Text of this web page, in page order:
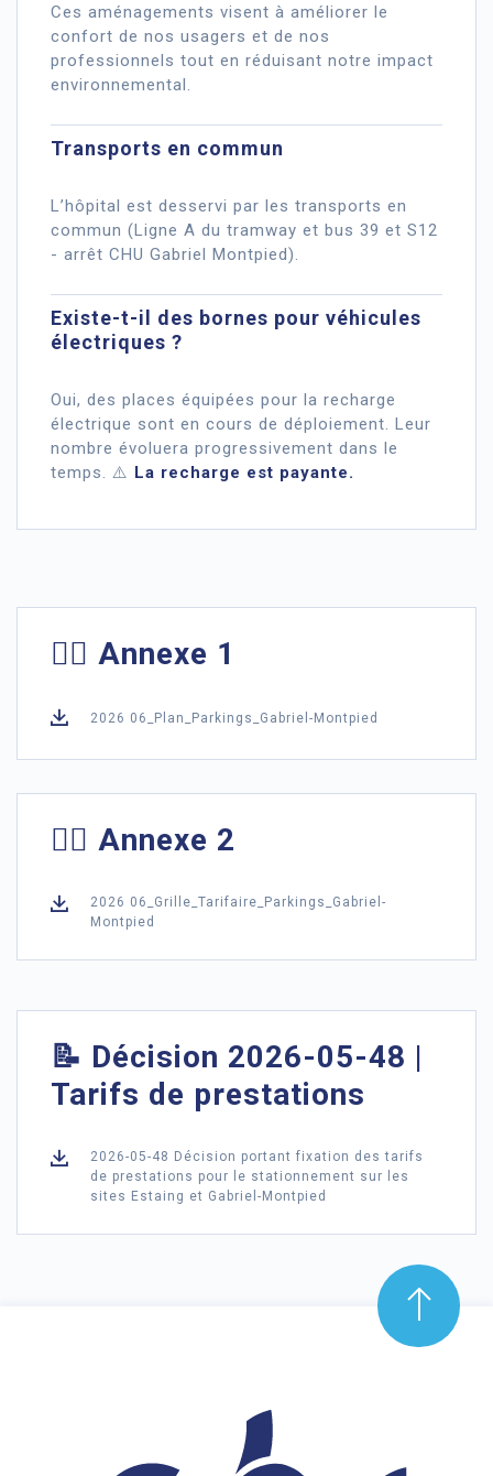
Ces aménagements visent à améliorer le
confort de nos usagers et de nos
professionnels tout en réduisant notre impact
environnemental.
Transports en commun
L’hôpital est desservi par les transports en
commun (Ligne A du tramway et bus 39 et S12
- arrêt CHU Gabriel Montpied).
Existe-t-il des bornes pour véhicules
électriques ?
Oui, des places équipées pour la recharge
électrique sont en cours de déploiement. Leur
nombre évoluera progressivement dans le
temps. ⚠️ La recharge est payante.
👉🏻 Annexe 1
2026 06_Plan_Parkings_Gabriel-Montpied
👉🏻 Annexe 2
2026 06_Grille_Tarifaire_Parkings_Gabriel-
Montpied
📝 Décision 2026-05-48 |
Tarifs de prestations
2026-05-48 Décision portant fixation des tarifs
de prestations pour le stationnement sur les
sites Estaing et Gabriel-Montpied